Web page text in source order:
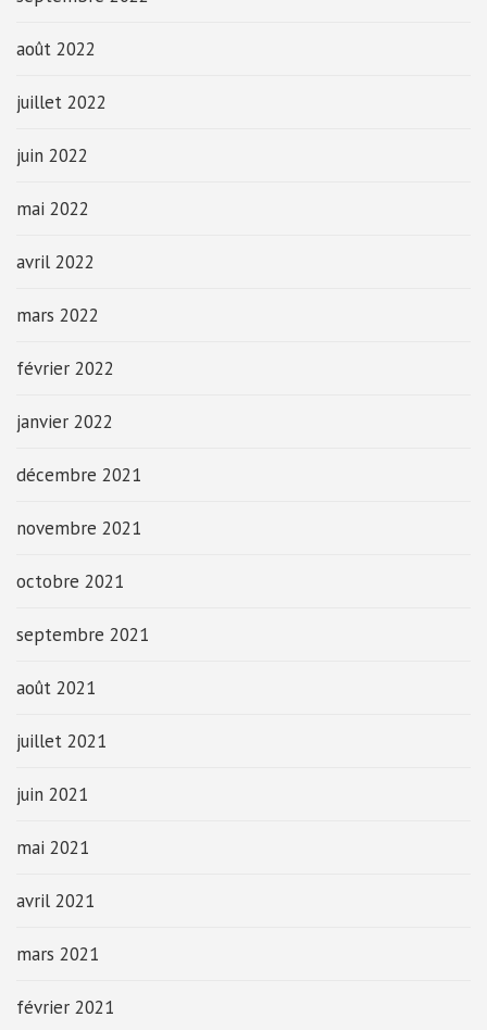
août 2022
juillet 2022
juin 2022
mai 2022
avril 2022
mars 2022
février 2022
janvier 2022
décembre 2021
novembre 2021
octobre 2021
septembre 2021
août 2021
juillet 2021
juin 2021
mai 2021
avril 2021
mars 2021
février 2021